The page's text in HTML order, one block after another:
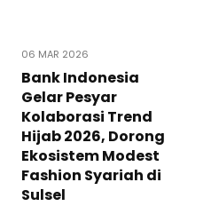
06 MAR 2026
Bank Indonesia
Gelar Pesyar
Kolaborasi Trend
Hijab 2026, Dorong
Ekosistem Modest
Fashion Syariah di
Sulsel